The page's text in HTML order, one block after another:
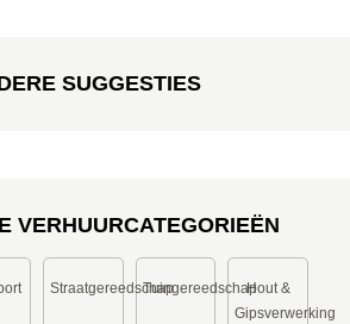
SUGGESTIES
VERHUURCATEGORIEËN
StraatgereedschapTuingereedschapHout &
Gipsverwerking